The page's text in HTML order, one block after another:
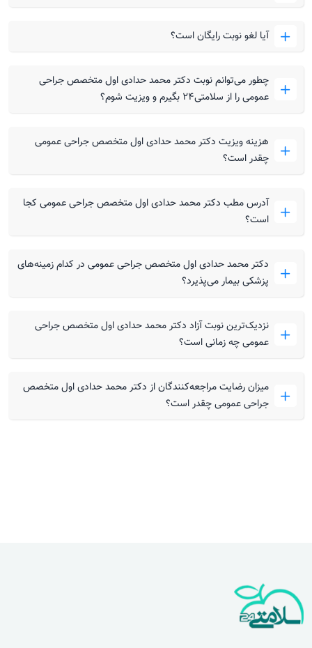
آیا لغو نوبت رایگان است؟
چطور می‌توانم نوبت دکتر محمد حدادی اول متخصص جراحی
عمومی را از سلامتی۲۴ بگیرم و ویزیت شوم؟
هزینه ویزیت دکتر محمد حدادی اول متخصص جراحی عمومی
چقدر است؟
آدرس مطب دکتر محمد حدادی اول متخصص جراحی عمومی کجا
است؟
دکتر محمد حدادی اول متخصص جراحی عمومی در کدام زمینه‌های
پزشکی بیمار می‌پذیرد؟
نزدیک‌ترین نوبت آزاد دکتر محمد حدادی اول متخصص جراحی
عمومی چه زمانی است؟
میزان رضایت مراجعه‌کنندگان از دکتر محمد حدادی اول متخصص
جراحی عمومی چقدر است؟